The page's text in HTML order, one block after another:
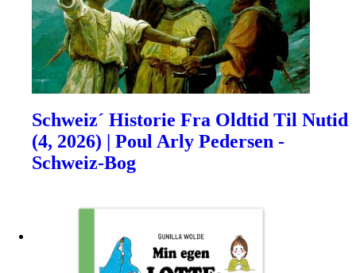
Schweiz´ Historie Fra Oldtid Til Nutid
(4, 2026) | Poul Arly Pedersen -
Schweiz-Bog